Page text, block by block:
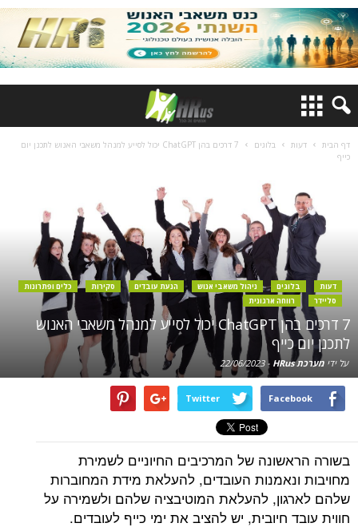
דף הבית דעות בלוגים
7 דרכים בהן ChatGPT יכול לסייע למנהל משאבי האנוש לתכנן יום
כייף
דעות בלוגים ניהול משאבי אנוש הנעת עובדים סקירות
כלים ופתרונות
סליידר
רווחה ארגונית
7 דרכים בהן ChatGPT יכול לסייע למנהל משאבי האנוש
לתכנן יום כייף
על ידי מערכת HRus -
22/06/2023
Facebook
Twitter
בשורה הראשונה של המרכיבים החיוניים לשמירת
מחויבות ונאמנות העובדים, להעלאת מידת המחוברות
שלהם לארגון, להעלאת המוטיבציה שלהם ולשמירה על
חווית עובד חיובית, יש להציב את ימי כייף לעובדים.